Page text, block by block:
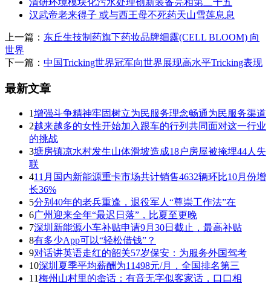
汉武帝老来得子 或与西王母不死药天山雪莲息息
上一篇： 东丘生技制药旗下药妆品牌细露(CELL BLOOM) 向
世界
下一篇： 中国Tricking世界冠军向世界展现高水平Tricking表现
最新文章
1增强斗争精神牢固树立为民服务理念畅通为民服务渠道
2越来越多的女性开始加入跟车的行列共同面对这一行业
的挑战
3塘房镇凉水村发生山体滑坡造成18户房屋被掩埋44人失
联
411月国内新能源重卡市场共计销售4632辆环比10月份增
长36%
5分别40年的老兵重逢，退役军人“尊崇工作法”在
6广州迎来全年“最迟日落”，比夏至更晚
7深圳新能源小车补贴申请9月30日截止，最高补贴
8有多少App可以“轻松借钱”？
9对话讲英语走红的韶关57岁保安：为服务外国驾考
10深圳夏季平均薪酬为11498元/月，全国排名第三
11梅州山村里的畲话：有音无字似客家话，口口相